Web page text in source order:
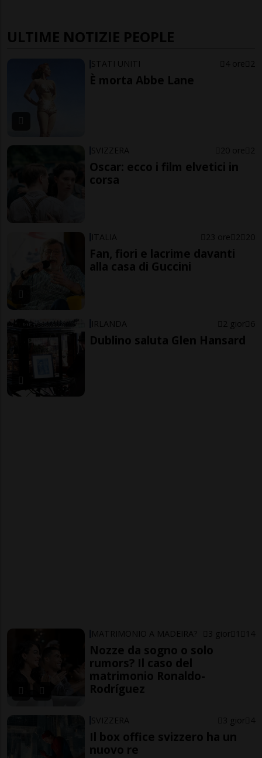
ULTIME NOTIZIE PEOPLE
STATI UNITI 4 ore 2
È morta Abbe Lane
SVIZZERA 20 ore 2
Oscar: ecco i film elvetici in
corsa
ITALIA 23 ore 2 20
Fan, fiori e lacrime davanti
alla casa di Guccini
IRLANDA 2 gior 6
Dublino saluta Glen Hansard
MATRIMONIO A MADEIRA? 3 gior 1 14
Nozze da sogno o solo
rumors? Il caso del
matrimonio Ronaldo-
Rodríguez
SVIZZERA 3 gior 4
Il box office svizzero ha un
nuovo re